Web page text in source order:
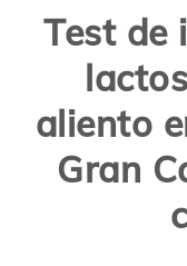
Test de
aliento
Gran